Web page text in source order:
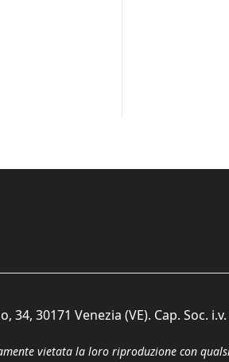
30171 Venezia (VE). Cap. Soc. i.v.
vietata la loro riproduzione con